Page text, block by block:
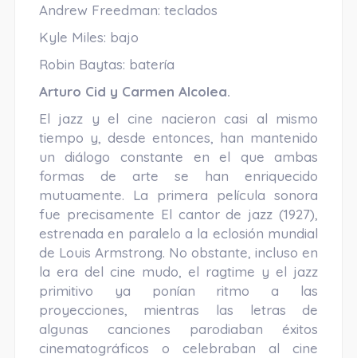
Andrew Freedman: teclados
Kyle Miles: bajo
Robin Baytas: batería
Arturo Cid y Carmen Alcolea.
El jazz y el cine nacieron casi al mismo
tiempo y, desde entonces, han mantenido
un diálogo constante en el que ambas
formas de arte se han enriquecido
mutuamente. La primera película sonora
fue precisamente El cantor de jazz (1927),
estrenada en paralelo a la eclosión mundial
de Louis Armstrong. No obstante, incluso en
la era del cine mudo, el ragtime y el jazz
primitivo ya ponían ritmo a las
proyecciones, mientras las letras de
algunas canciones parodiaban éxitos
cinematográficos o celebraban al cine